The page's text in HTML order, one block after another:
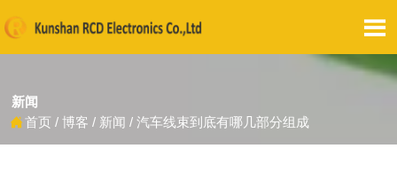

新闻
首页 / 博客 / 新闻 / 汽车线束到底有哪几部分组成